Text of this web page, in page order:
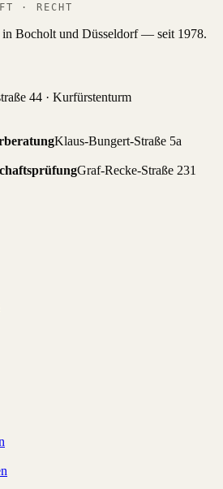
· RECHT
Bocholt und Düsseldorf — seit 1978.
44 · Kurfürstenturm
Klaus-Bungert-Straße 5a
Graf-Recke-Straße 231